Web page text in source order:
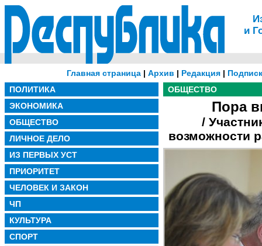
и
Главная страница| Архив | Редакция|
ПОЛИТИКА
ЭКОНОМИКА
ОБЩЕСТВО
ЛИЧНОЕ ДЕЛО
ИЗ ПЕРВЫХ УСТ
ПРИОРИТЕТ
ЧЕЛОВЕК И ЗАКОН
ЧП
КУЛЬТУРА
СПОРТ
ОБЩЕСТВО
Пора
/
возможности